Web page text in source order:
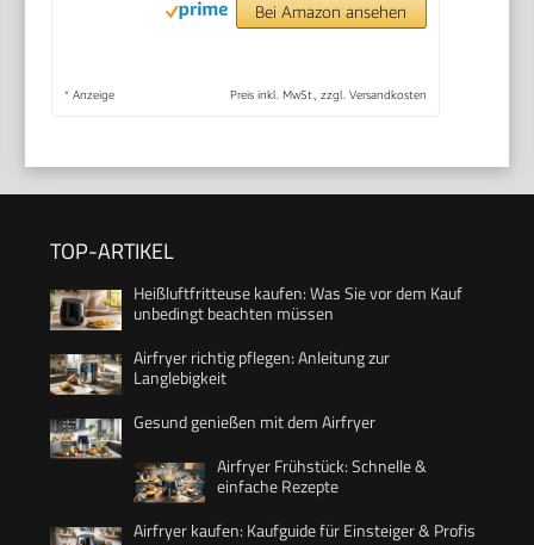
Bei Amazon ansehen
* Anzeige Preis inkl. MwSt., zzgl. Versandkosten
TOP-ARTIKEL
Heißluftfritteuse kaufen: Was Sie vor dem Kauf
unbedingt beachten müssen
Airfryer richtig pflegen: Anleitung zur
Langlebigkeit
Gesund genießen mit dem Airfryer
Airfryer Frühstück: Schnelle &
einfache Rezepte
Airfryer kaufen: Kaufguide für Einsteiger & Profis